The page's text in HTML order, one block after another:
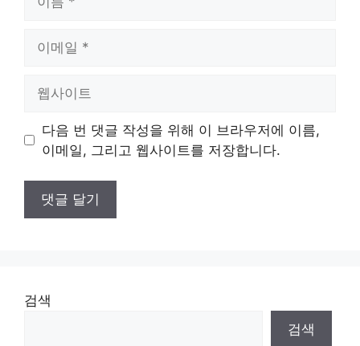
트
다음 번 댓글 작성을 위해 이 브라우저에 이름,
이메일, 그리고 웹사이트를 저장합니다.
검색
검색